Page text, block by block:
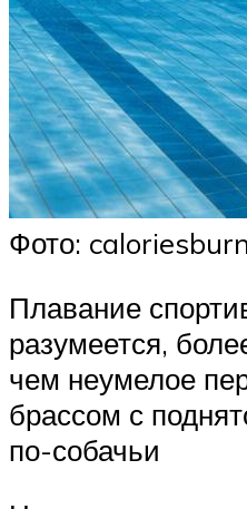
Фото:
Плавание
разумеется,
чем неумелое
брассом с
по-собачьи